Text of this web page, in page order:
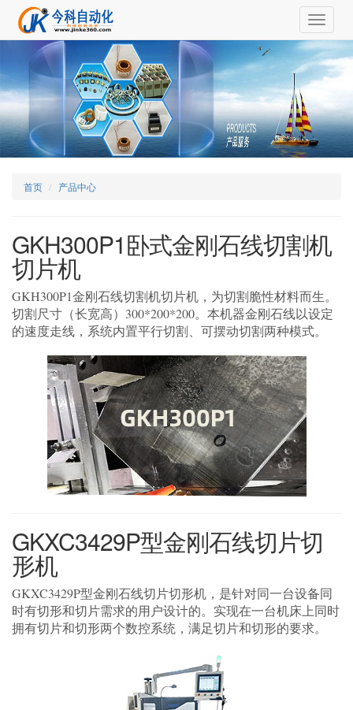
Toggle
首页 产品中心
GKH300P1卧式金刚石线切割机
切片机
GKH300P1金刚石线切割机切片机，为切割脆性材料而生。
切割尺寸（长宽高）300*200*200。本机器金刚石线以设定
的速度走线，系统内置平行切割、可摆动切割两种模式。
GKXC3429P型金刚石线切片切
形机
GKXC3429P型金刚石线切片切形机，是针对同一台设备同
时有切形和切片需求的用户设计的。实现在一台机床上同时
拥有切片和切形两个数控系统，满足切片和切形的要求。